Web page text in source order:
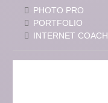
PHOTO PRO
PORTFOLIO
INTERNET COACH